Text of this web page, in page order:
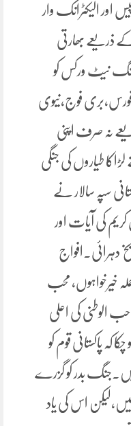
اور الیکٹرانک وار
ذریعے بھارتی
نیٹ ورکس کو
فورس،بری فوج،نیوی
نہ صرف اپنی
طیاروں کی جنگی
سپہ سالار نے
کریم کی آیات اور
خیرخواہوں، محب
الوطنی کی اعلی
کہ پاکستانی قوم کو
بدر کو گزرے
اس کی یاد